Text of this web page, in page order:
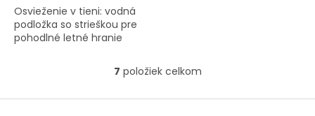
Osvieženie v tieni: vodná
podložka so strieškou pre
pohodlné letné hranie
O
l
7 položiek celkom
Z